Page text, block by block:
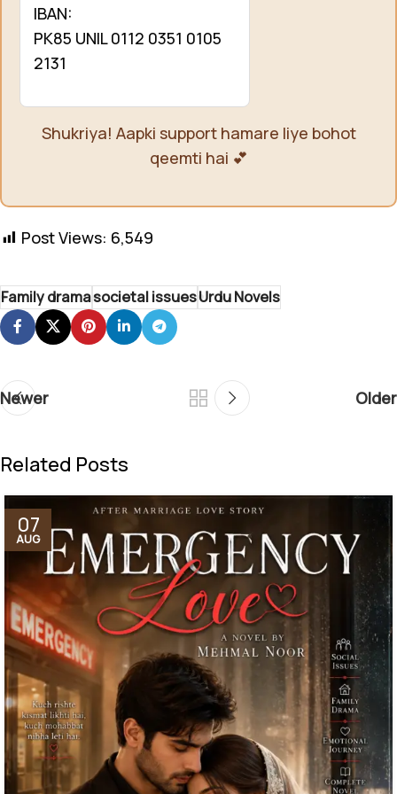
IBAN:
PK85 UNIL 0112 0351 0105
2131
Shukriya! Aapki support hamare liye bohot
qeemti hai 💕
Post Views: 6,549
Family dramasocietal issuesUrdu Novels
Newer Older
Related Posts
07
AUG